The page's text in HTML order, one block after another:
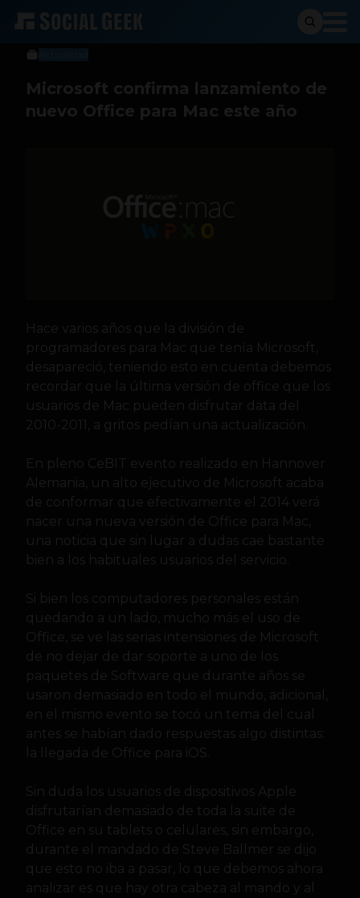
Social Geek
12 de marzo de 2014
Microsoft confirma lanzamiento de
nuevo Office para Mac este año
Hace varios años que la división de
programadores para Mac que tenía Microsoft,
desapareció, teniendo esto en cuenta debemos
recordar que la última versión de office que los
usuarios de Mac pueden disfrutar data del
2010-2011, a gritos pedían una actualización.
En pleno CeBIT evento realizado en Hannover
Alemania, un alto ejecutivo de Microsoft acaba
de conformar que efectivamente el 2014 verá
nacer una nueva versión de Office para Mac,
una noticia que sin lugar a dudas cae bastante
bien a los habituales usuarios del servicio.
Si bien los computadores personales están
quedando a un lado, mucho más el uso de
Office, se ve las serias intensiones de Microsoft
de no dejar de dar soporte a uno de los
paquetes de Software que durante años se
usaron demasiado en todo el mundo, adicional,
en el mismo evento se tocó un tema del cual
antes se habían dado respuestas algo distintas:
la llegada de Office para iOS.
Sin duda los usuarios de dispositivos Apple
disfrutarían demasiado de toda la suite de
Office en su tablets o celulares, sin embargo,
durante el mandado de Steve Ballmer se dijo
que esto no iba a pasar, lo que debemos ahora
analizar es que hay otra cabeza al mando y al